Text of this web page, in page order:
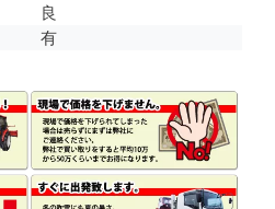
良
有